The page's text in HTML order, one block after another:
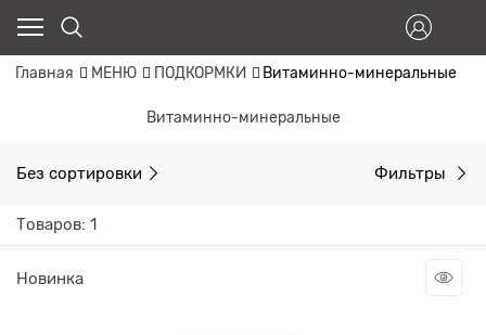
Главная МЕНЮ ПОДКОРМКИ Витаминно-минеральные
Витаминно-минеральные
Без сортировки Фильтры
Товаров: 1
Новинка